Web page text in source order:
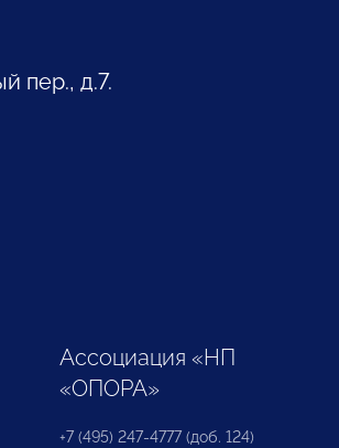
пер., д.7.
Ассоциация «НП
«ОПОРА»
+7 (495) 247-4777 (доб. 124)